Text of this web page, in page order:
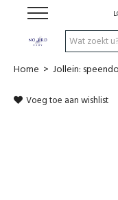
SHOP
Home > Jollein:
Voeg toe aan wishlist